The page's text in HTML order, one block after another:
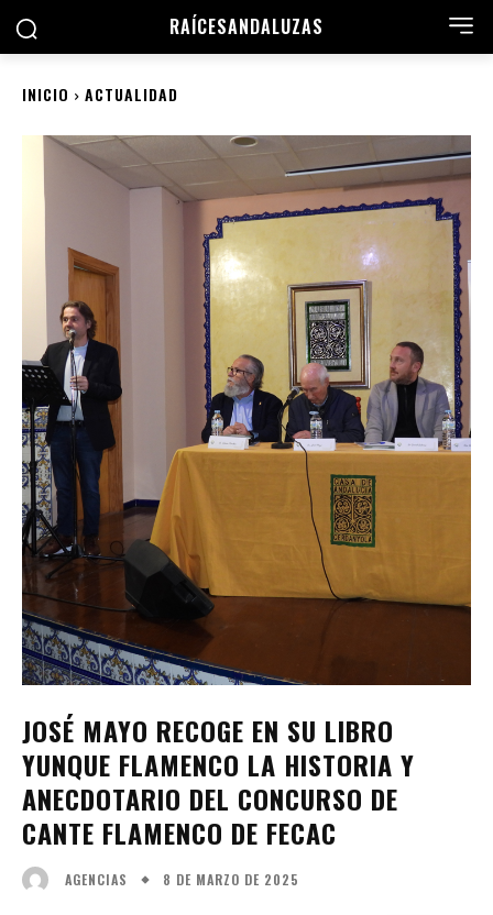
RAÍCESANDALUZAS
INICIO ACTUALIDAD
JOSÉ MAYO RECOGE EN SU LIBRO
YUNQUE FLAMENCO LA HISTORIA Y
ANECDOTARIO DEL CONCURSO DE
CANTE FLAMENCO DE FECAC
AGENCIAS 8 DE MARZO DE 2025